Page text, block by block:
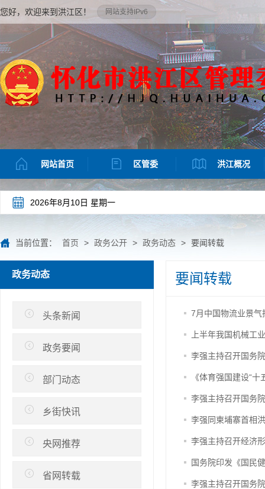
您好，欢迎来到洪江区！ 网站支持IPv6
网站首页 区管委 洪江概况
2026年8月10日 星期一
当前位置： 首页 > 政务公开 > 政务动态 > 要闻转载
政务动态
头条新闻
政务要闻
部门动态
乡街快讯
央网推荐
省网转载
要闻转载
7月中国物流业景
上半年我国机械工
《体育强国建设“
李强主持召开国务
李强同柬埔寨首相
李强主持召开经济
国务院印发《国民
李强主持召开国务